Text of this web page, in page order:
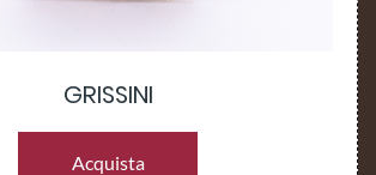
GRISSINI
Acquista